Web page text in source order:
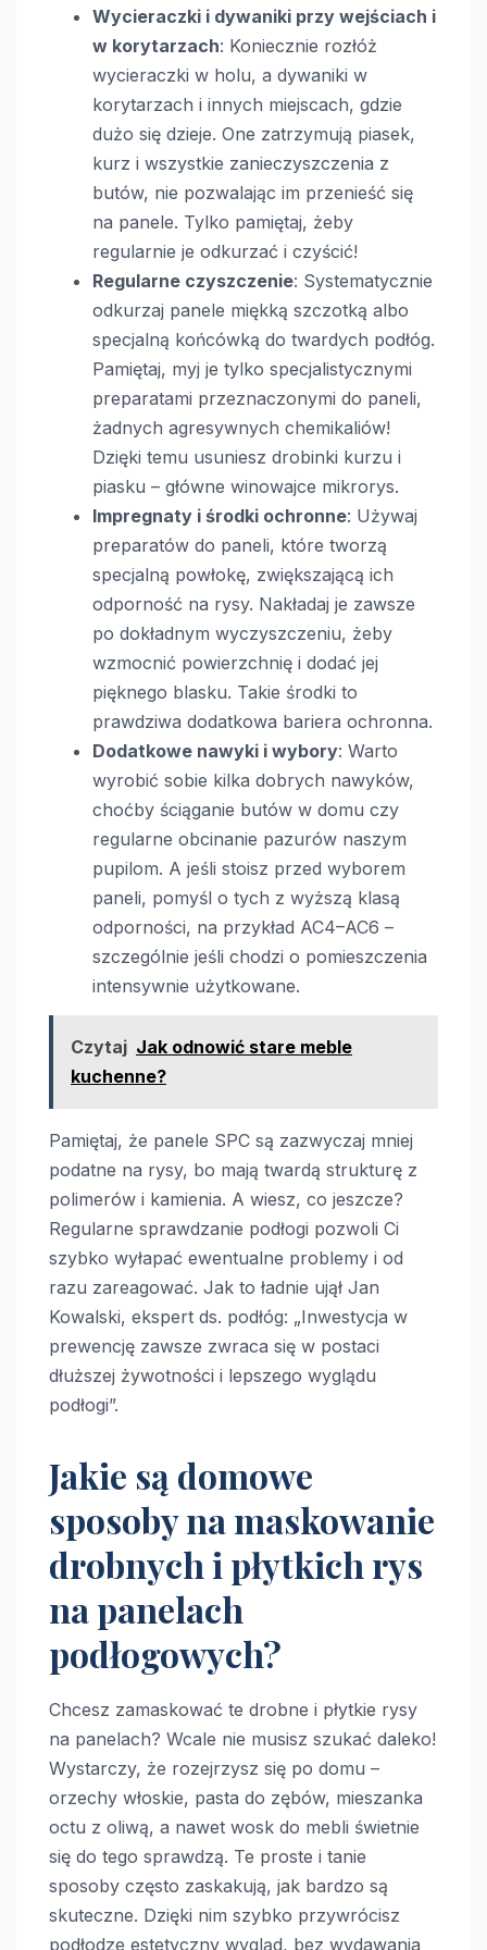
Wycieraczki i dywaniki przy wejściach i
w korytarzach: Koniecznie rozłóż
wycieraczki w holu, a dywaniki w
korytarzach i innych miejscach, gdzie
dużo się dzieje. One zatrzymują piasek,
kurz i wszystkie zanieczyszczenia z
butów, nie pozwalając im przenieść się
na panele. Tylko pamiętaj, żeby
regularnie je odkurzać i czyścić!
Regularne czyszczenie: Systematycznie
odkurzaj panele miękką szczotką albo
specjalną końcówką do twardych podłóg.
Pamiętaj, myj je tylko specjalistycznymi
preparatami przeznaczonymi do paneli,
żadnych agresywnych chemikaliów!
Dzięki temu usuniesz drobinki kurzu i
piasku – główne winowajce mikrorys.
Impregnaty i środki ochronne: Używaj
preparatów do paneli, które tworzą
specjalną powłokę, zwiększającą ich
odporność na rysy. Nakładaj je zawsze
po dokładnym wyczyszczeniu, żeby
wzmocnić powierzchnię i dodać jej
pięknego blasku. Takie środki to
prawdziwa dodatkowa bariera ochronna.
Dodatkowe nawyki i wybory: Warto
wyrobić sobie kilka dobrych nawyków,
choćby ściąganie butów w domu czy
regularne obcinanie pazurów naszym
pupilom. A jeśli stoisz przed wyborem
paneli, pomyśl o tych z wyższą klasą
odporności, na przykład AC4–AC6 –
szczególnie jeśli chodzi o pomieszczenia
intensywnie użytkowane.
Czytaj Jak odnowić stare meble
kuchenne?
Pamiętaj, że panele SPC są zazwyczaj mniej
podatne na rysy, bo mają twardą strukturę z
polimerów i kamienia. A wiesz, co jeszcze?
Regularne sprawdzanie podłogi pozwoli Ci
szybko wyłapać ewentualne problemy i od
razu zareagować. Jak to ładnie ujął Jan
Kowalski, ekspert ds. podłóg: „Inwestycja w
prewencję zawsze zwraca się w postaci
dłuższej żywotności i lepszego wyglądu
podłogi”.
Jakie są domowe
sposoby na maskowanie
drobnych i płytkich rys
na panelach
podłogowych?
Chcesz zamaskować te drobne i płytkie rysy
na panelach? Wcale nie musisz szukać daleko!
Wystarczy, że rozejrzysz się po domu –
orzechy włoskie, pasta do zębów, mieszanka
octu z oliwą, a nawet wosk do mebli świetnie
się do tego sprawdzą. Te proste i tanie
sposoby często zaskakują, jak bardzo są
skuteczne. Dzięki nim szybko przywrócisz
podłodze estetyczny wygląd, bez wydawania